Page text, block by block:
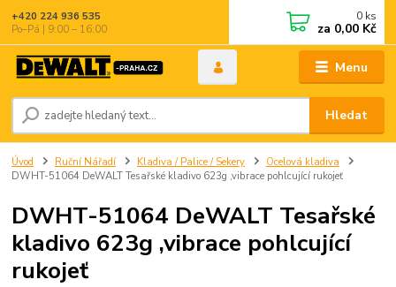
Menu
Hledat
+420 224 936 535
Po–Pá | 9:00 – 16:00
0 ks
za 0,00 Kč
Úvod Ruční Nářadí Kladiva / Palice / Sekery
Ocelová kladiva
DWHT-51064 DeWALT Tesařské kladivo 623g ,vibrace pohlcující rukojeť
DWHT-51064 DeWALT Tesařské
kladivo 623g ,vibrace pohlcující
rukojeť